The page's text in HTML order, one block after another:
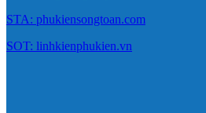
STA: phukiensongtoan.com
SOT: linhkienphukien.vn